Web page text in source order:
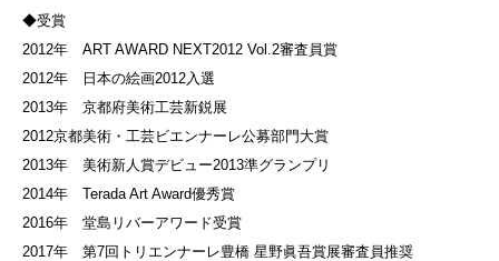
◆受賞
2012年 ART AWARD NEXT2012 Vol.2審査員賞
2012年 日本の絵画2012入選
2013年 京都府美術工芸新鋭展
2012京都美術・工芸ビエンナーレ公募部門大賞
2013年 美術新人賞デビュー2013準グランプリ
2014年 Terada Art Award優秀賞
2016年 堂島リバーアワード受賞
2017年 第7回トリエンナーレ豊橋 星野眞吾賞展審査員推奨